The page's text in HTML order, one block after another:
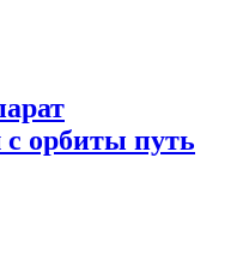
орбиты путь